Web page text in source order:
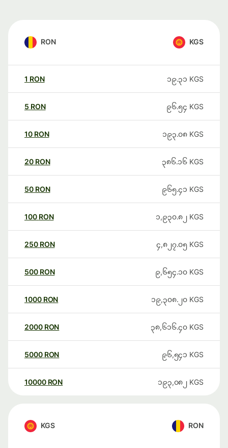
RON KGS
1 RON ၁၉.၃၁ KGS
5 RON ၉၆.၅၄ KGS
10 RON ၁၉၃.၀၈ KGS
20 RON ၃၈၆.၁၆ KGS
50 RON ၉၆၅.၄၁ KGS
100 RON ၁,၉၃၀.၈၂ KGS
250 RON ၄,၈၂၇.၀၅ KGS
500 RON ၉,၆၅၄.၁၀ KGS
1000 RON ၁၉,၃၀၈.၂၀ KGS
2000 RON ၃၈,၆၁၆.၄၀ KGS
5000 RON ၉၆,၅၄၁ KGS
10000 RON ၁၉၃,၀၈၂ KGS
KGS RON